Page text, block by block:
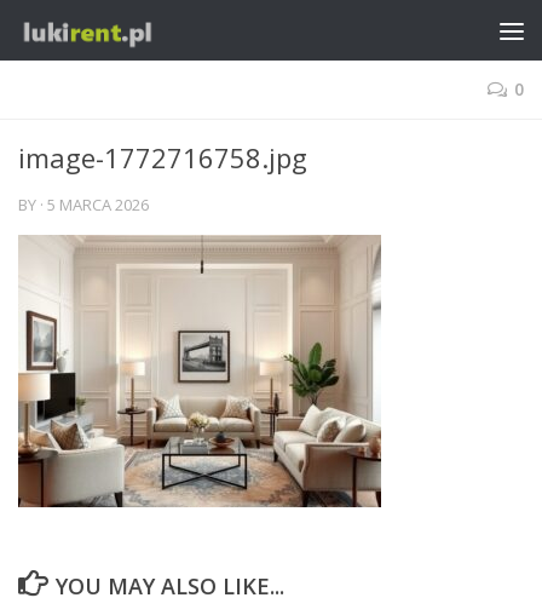
0
image-1772716758.jpg
BY · 5 MARCA 2026
YOU MAY ALSO LIKE...